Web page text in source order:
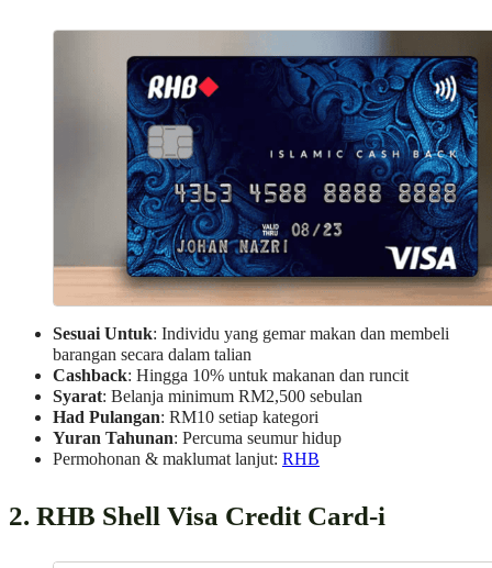
Sesuai Untuk: Individu yang gemar makan dan membeli
barangan secara dalam talian
Cashback: Hingga 10% untuk makanan dan runcit
Syarat: Belanja minimum RM2,500 sebulan
Had Pulangan: RM10 setiap kategori
Yuran Tahunan: Percuma seumur hidup
Permohonan & maklumat lanjut: RHB
2. RHB Shell Visa Credit Card-i